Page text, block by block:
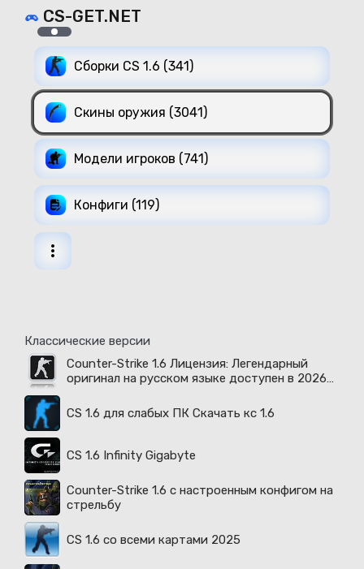
CS-GET.NET
Сборки CS 1.6 (341)
Скины оружия (3041)
Модели игроков (741)
Конфиги (119)
Классические версии
Counter-Strike 1.6 Лицензия: Легендарный
оригинал на русском языке доступен в 2026
CS 1.6 для слабых ПК Скачать кс 1.6
CS 1.6 Infinity Gigabyte
Counter-Strike 1.6 с настроенным конфигом на
стрельбу
CS 1.6 со всеми картами 2025